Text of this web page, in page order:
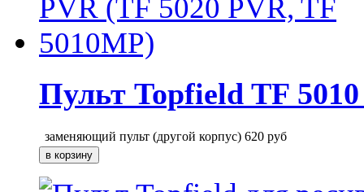
Пульт Topfield TF
заменяющий пульт (другой корпус) 620 руб